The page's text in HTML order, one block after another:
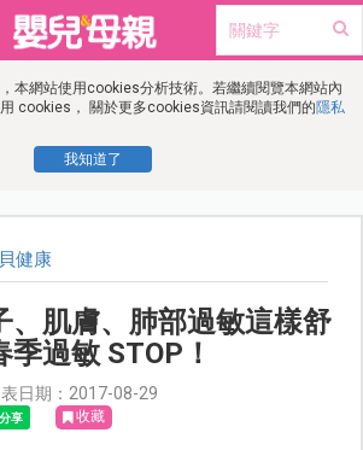
本網站使用cookies分析技術。若繼續閱覽本網站內
cookies， 關於更多cookies資訊請閱讀我們的隱私
我知道了
健康
、肌膚、肺部過敏這樣舒
過敏 STOP！
日期：2017-08-29
收藏